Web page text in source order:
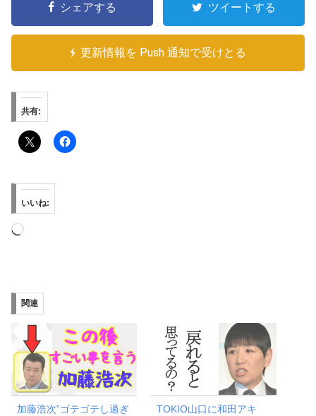
シェアする ツイートする
更新情報を Push 通知で受けとる
共有:
いいね:
読
み
中…
関連
加藤浩次”ゴテゴテし過ぎ
TOKIO山口に和田アキ